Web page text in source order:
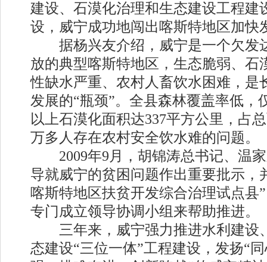
建设、石漠化治理和生态建设工程建
设，威宁成功地闯出喀斯特地区加快
据杨兴友介绍，威宁是一个欠发
放的典型喀斯特地区，生态脆弱、石
性缺水严重、农村人畜饮水困难，是
发展的“瓶颈”。全县森林覆盖率低，
以上石漠化面积达337平方公里，占
万多人存在农村安全饮水难的问题。
2009年9月，胡锦涛总书记、温家
导就威宁的贫困问题作出重要批示，
喀斯特地区扶贫开发综合治理试点县
专门成立领导协调小组来帮助推进。
三年来，威宁强力推进水利建设
态建设“三位一体”工程建设，发扬“